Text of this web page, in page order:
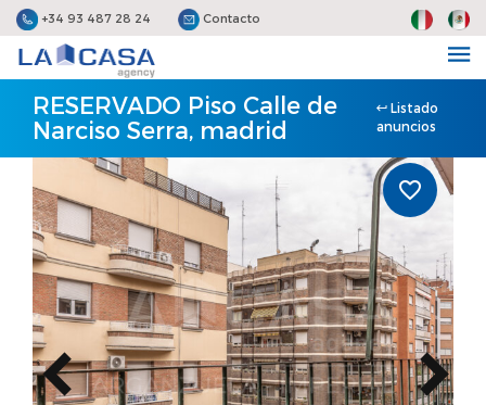
+34 93 487 28 24 Contacto
RESERVADO Piso Calle de
Narciso Serra, madrid
Listado
anuncios